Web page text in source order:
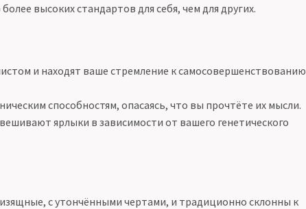
высоких стандартов для себя, чем для других.
и находят ваше стремление к самосовершенствованию
способностям, опасаясь, что вы прочтёте их мысли.
ярлыки в зависимости от вашего генетического
с утончёнными чертами, и традиционно склонны к